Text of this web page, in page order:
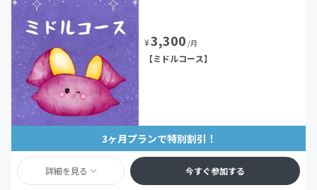
¥3,300 /月
【ミドルコース】
3ヶ月プランで特別割引！
詳細を見る 今すぐ参加する